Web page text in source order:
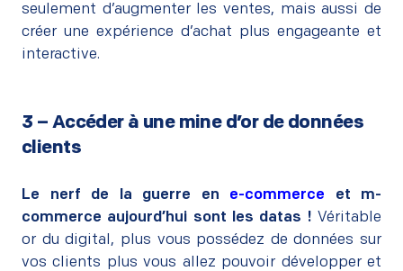
seulement d’augmenter les ventes, mais aussi de
créer une expérience d’achat plus engageante et
interactive.
3 – Accéder à une mine d’or de données
clients
Le nerf de la guerre en e-commerce et m-
commerce aujourd’hui sont les datas ! Véritable
or du digital, plus vous possédez de données sur
vos clients plus vous allez pouvoir développer et